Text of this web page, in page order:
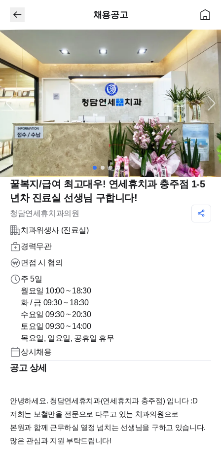
채용공고
꿀복지/급여 최고대우! 연세휴치과 충주점 1-5
년차 진료실 선생님 구합니다!
청담연세휴치과의원
치과위생사 (진료실)
경력무관
면접 시 협의
주 5일
월요일 10:00 ~ 18:30
화 / 금 09:30 ~ 18:30
수요일 09:30 ~ 20:30
토요일 09:30 ~ 14:00
목요일, 일요일, 공휴일 휴무
상시채용
공고 상세
안녕하세요. 청담연세휴치과(연세휴치과 충주점) 입니다 :D
저희는 보철만을 전문으로 다루고 있는 치과의원으로
본원과 함께 근무하실 열정 넘치는 선생님을 구하고 있습니다.
많은 관심과 지원 부탁드립니다!